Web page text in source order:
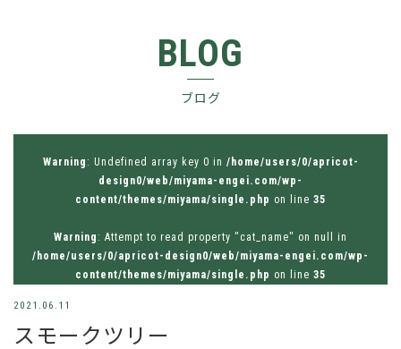
植物図鑑
会社概要
お問い合わせ
お問い合わせはお気軽にどうぞ
tel.026-214-8221
BLOG
ブログ
Warning : Undefined array key 0 in /home/users/0/apricot-
design0/web/miyama-engei.com/wp-
content/themes/miyama/single.php on line 35
Warning : Attempt to read property "cat_name" on null in
/home/users/0/apricot-design0/web/miyama-engei.com/wp-
content/themes/miyama/single.php on line 35
2021.06.11
スモークツリー